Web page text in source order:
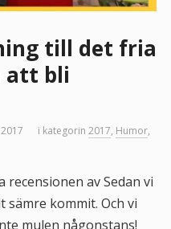
till det fria
att bli
i kategorin 2017, Humor,
av Sedan vi
sämre kommit. Och vi
mulen någonstans!